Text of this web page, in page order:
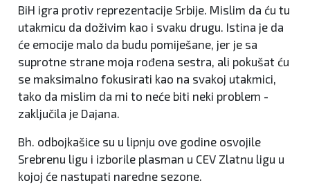
BiH igra protiv reprezentacije Srbije. Mislim da ću tu
utakmicu da doživim kao i svaku drugu. Istina je da
će emocije malo da budu pomiješane, jer je sa
suprotne strane moja rođena sestra, ali pokušat ću
se maksimalno fokusirati kao na svakoj utakmici,
tako da mislim da mi to neće biti neki problem -
zaključila je Dajana.
Bh. odbojkašice su u lipnju ove godine osvojile
Srebrenu ligu i izborile plasman u CEV Zlatnu ligu u
kojoj će nastupati naredne sezone.